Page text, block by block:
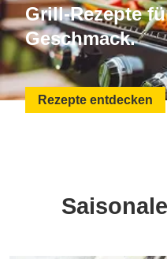
Grill-Rezepte
Geschmack.
Rezepte entdecken